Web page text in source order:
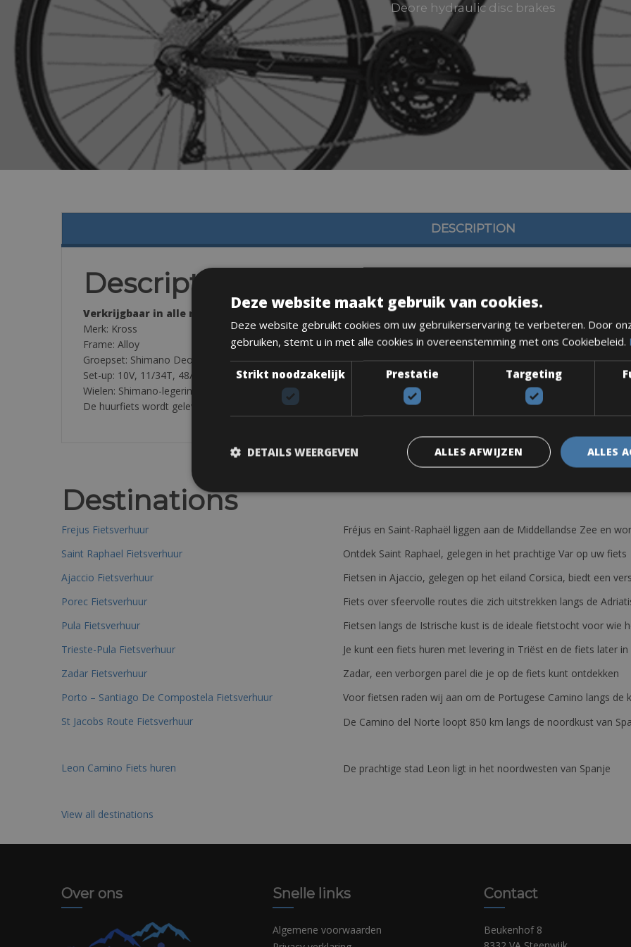
Deore hydraulic disc brakes
DESCRIPTION
Description
Verkrijgbaar in alle maten:
Merk: Kross
Frame: Alloy
Groepset: Shimano Deore
Set-up: 10V, 11/34T, 48/36/26T
Wielen: Shimano-legering, 700×35
De huurfiets wordt geleverd met: 1 bidonhouder, een pomp, zadeltas, gereedschapsset en bandenlichters.
Destinations
Frejus Fietsverhuur
Fréjus en Saint-Raphaël liggen aan de Middellandse Zee en
Saint Raphael Fietsverhuur
Ontdek Saint Raphael, gelegen in het prachtige Var op uw fiets
Ajaccio Fietsverhuur
Fietsen in Ajaccio, gelegen op het eiland Corsica, biedt een
Porec Fietsverhuur
Fiets over sfeervolle routes die zich uitstrekken langs de
Pula Fietsverhuur
Fietsen langs de Istrische kust is de ideale fietstocht voor wie
Trieste-Pula Fietsverhuur
Je kunt een fiets huren met levering in Triëst en de fiets later
Zadar Fietsverhuur
Zadar, een verborgen parel die je op de fiets kunt ontdekken
Porto – Santiago De Compostela Fietsverhuur
Voor fietsen raden wij aan om de Portugese Camino langs de
St Jacobs Route Fietsverhuur
De Camino del Norte loopt 850 km langs de noordkust van
Leon Camino Fiets huren De prachtige stad Leon ligt in het noordwesten van Spanje
View all destinations
Over ons Snelle links
Algemene voorwaarden
Contact
Beukenhof 8
Deze website maakt gebruik van cookies.
Deze website gebruikt cookies om uw gebruikerservaring te verbeteren. Door
gebruiken, stemt u in met alle cookies in overeenstemming met ons Cookiebeleid.
Strikt noodzakelijk Prestatie Targeting
ALLES
ALLES AFWIJZEN
DETAILS WEERGEVEN